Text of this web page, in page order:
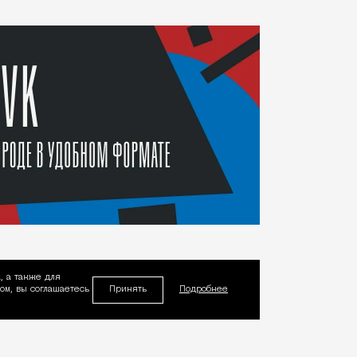
а также для
вы соглашаетесь
Принять Подробнее